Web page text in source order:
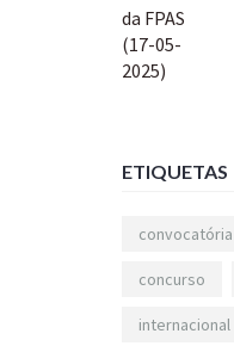
ETIQUETAS
convocatória
concurso
internacional